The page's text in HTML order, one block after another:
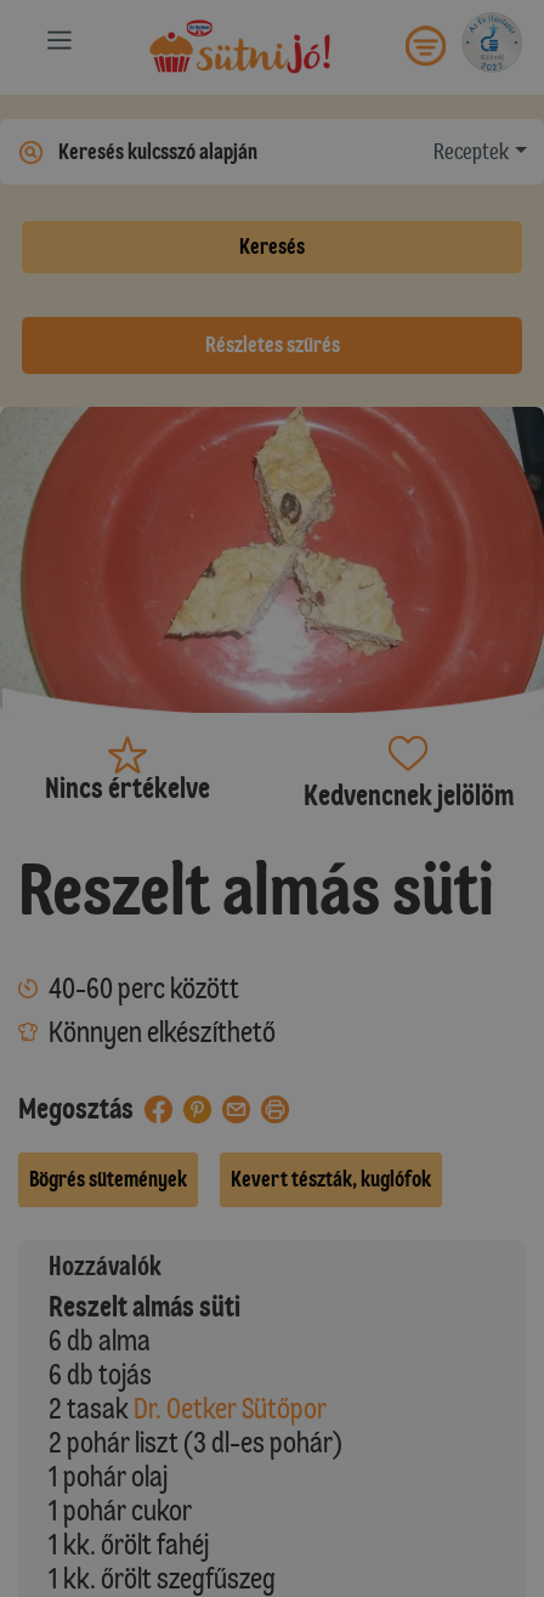
Receptek
Keresés
Részletes szűrés
Nincs értékelve Kedvencnek jelölöm
Reszelt almás süti
40-60 perc között
Könnyen elkészíthető
Megosztás
Bögrés sütemények Kevert tészták, kuglófok
Hozzávalók
Reszelt almás süti
6 db alma
6 db tojás
2 tasak Dr. Oetker Sütőpor
2 pohár liszt (3 dl-es pohár)
1 pohár olaj
1 pohár cukor
1 kk. őrölt fahéj
1 kk. őrölt szegfűszeg